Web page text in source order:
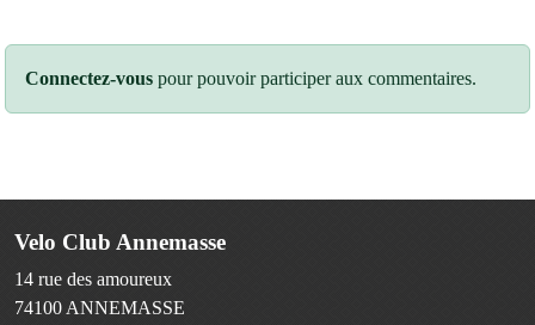
Connectez-vous pour pouvoir participer aux commentaires.
Velo Club Annemasse
14 rue des amoureux
74100 ANNEMASSE